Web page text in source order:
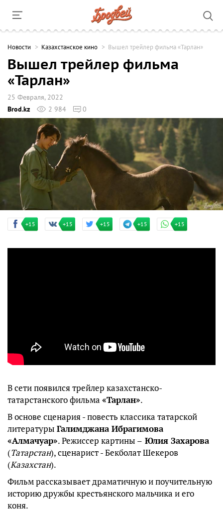
Новости Казахстанское кино Вышел трейлер фильма «Тарлан»
Вышел трейлер фильма
«Тарлан»
25 Февраля, 2022
Brod.kz
2 984 0
+15 +15 +15 +15 +15
В сети появился трейлер казахстанско-
татарстанского фильма «Тарлан».
В основе сценария - повесть классика татарской
литературы Галимджана Ибрагимова
«Алмачуар». Режиссер картины – Юлия Захарова
(Татарстан), сценарист - Бекболат Шекеров
(Казахстан).
Фильм рассказывает драматичную и поучительную
историю дружбы крестьянского мальчика и его
коня.